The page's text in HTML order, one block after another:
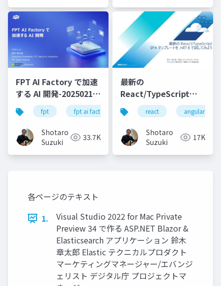
FPT AI Factory で加速
する AI 開発-20250213-
公開版fpt fpt ai factory generative ai azure
Shotaro
Suzuki
33.7K
最新の
React/TypeScript
SPA テンプレートを
.NET 8 で試してみよう
react angular
Shotaro
Suzuki
17K
各ページのテキスト
1.
Visual Studio 2022 for Mac Private
Preview 34 で作る ASP.NET Blazor &
Elasticsearch アプリケーション 鈴⽊
章太郎 Elastic テクニカルプロダクト
マーケティングマネージャー/エバンジ
ェリスト デジタル庁 プロジェクトマ